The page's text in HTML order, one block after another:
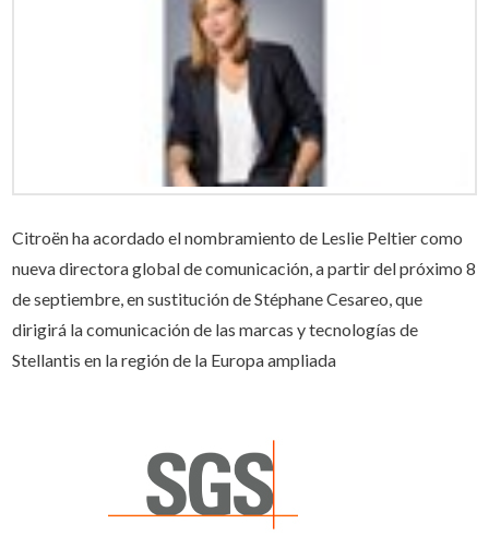
Citroën ha acordado el nombramiento de Leslie Peltier como
nueva directora global de comunicación, a partir del próximo 8
de septiembre, en sustitución de Stéphane Cesareo, que
dirigirá la comunicación de las marcas y tecnologías de
Stellantis en la región de la Europa ampliada